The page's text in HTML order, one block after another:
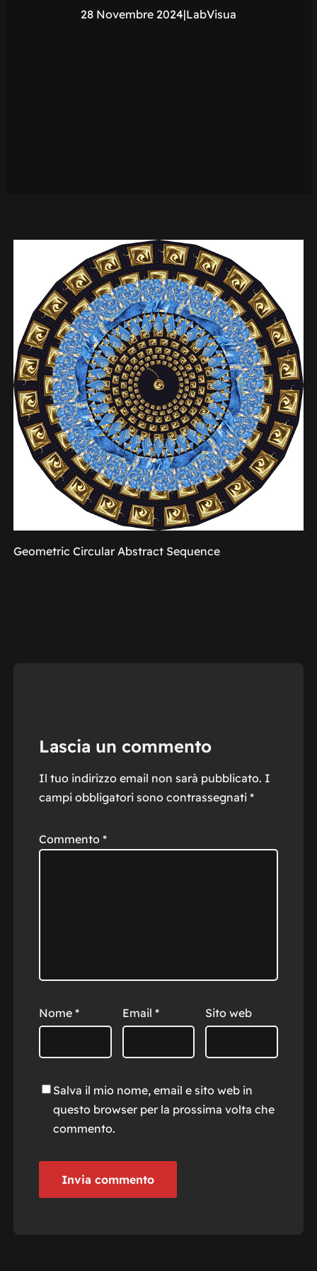
28 Novembre 2024|LabVisua
Geometric Circular Abstract Sequence
Lascia un commento
Il tuo indirizzo email non sarà pubblicato. I
campi obbligatori sono contrassegnati *
Commento *
Nome * Email * Sito web
Salva il mio nome, email e sito web in
questo browser per la prossima volta che
commento.